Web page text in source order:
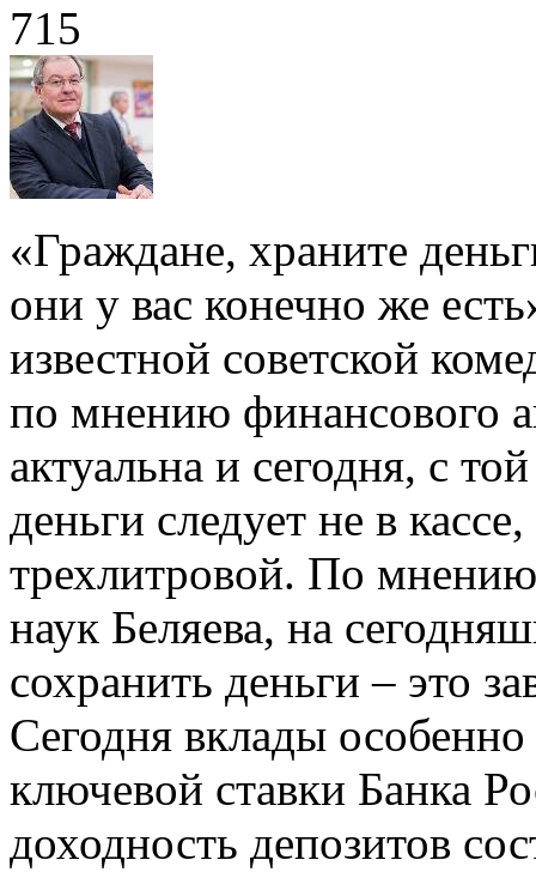
715
«Граждане, храните
они у вас конечно же
известной советской
по мнению финансового
актуальна и сегодня, с
деньги следует не в
трехлитровой. По
наук Беляева, на
сохранить деньги – это
Сегодня вклады
ключевой ставки Банка
доходность депозитов